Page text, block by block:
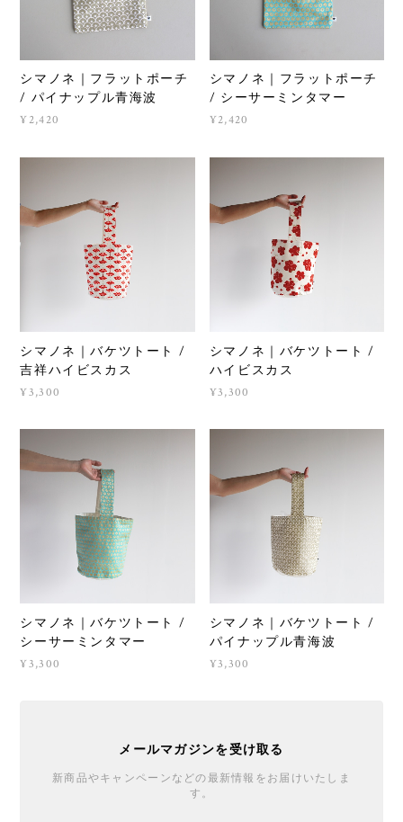
シマノネ｜フラットポーチ
/ パイナップル青海波
¥2,420
シマノネ｜フラットポーチ
/ シーサーミンタマー
¥2,420
シマノネ｜バケツトート /
吉祥ハイビスカス
¥3,300
シマノネ｜バケツトート /
ハイビスカス
¥3,300
シマノネ｜バケツトート /
シーサーミンタマー
¥3,300
シマノネ｜バケツトート /
パイナップル青海波
¥3,300
メールマガジンを受け取る
新商品やキャンペーンなどの最新情報をお届けいたしま
す。